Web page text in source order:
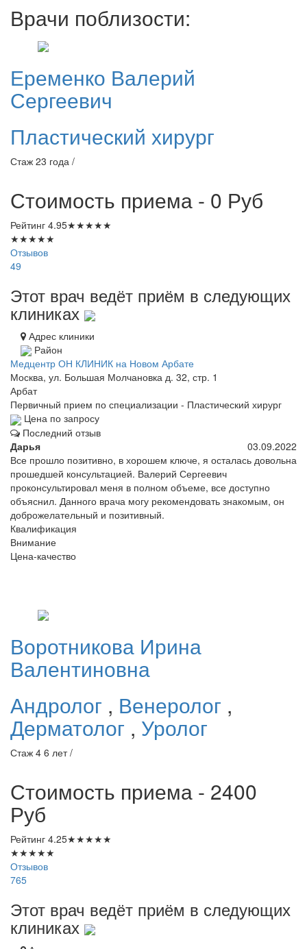
Врачи поблизости:
Еременко Валерий
Сергеевич
Пластический хирург
Стаж 23 года /
Стоимость приема - 0 Руб
Рейтинг 4.95★★★★★
★★★★★
Отзывов
49
Этот врач ведёт приём в следующих
клиниках
Адрес клиники
Район
Медцентр ОН КЛИНИК на Новом Арбате
Москва, ул. Большая Молчановка д. 32, стр. 1
Арбат
Первичный прием по специализации - Пластический хирург
Цена по запросу
Последний отзыв
Дарья
03.09.2022
Все прошло позитивно, в хорошем ключе, я осталась довольна
прошедшей консультацией. Валерий Сергеевич
проконсультировал меня в полном объеме, все доступно
объяснил. Данного врача могу рекомендовать знакомым, он
доброжелательный и позитивный.
Квалификация
Внимание
Цена-качество
Воротникова Ирина
Валентиновна
Андролог , Венеролог ,
Дерматолог , Уролог
Стаж 4 6 лет /
Стоимость приема - 2400
Руб
Рейтинг 4.25★★★★★
★★★★★
Отзывов
765
Этот врач ведёт приём в следующих
клиниках